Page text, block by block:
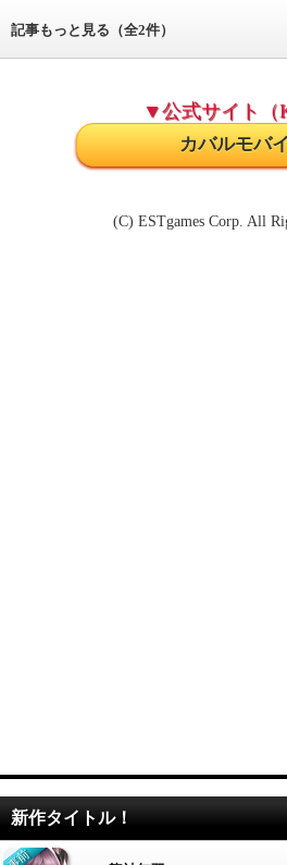
記事もっと見る（全2件）
▼公式サイト（
カバルモバ
(C) ESTgames Corp. All
新作タイトル！